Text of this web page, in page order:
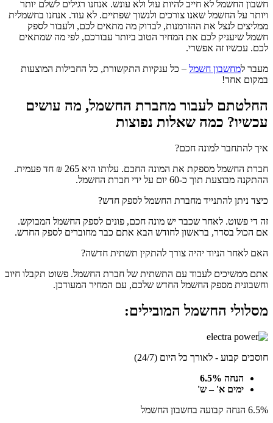
חשבון החשמל לא חייב להיות עול ולא עונש. אנחנו רגילים לשלם יותר
ויותר על החשמל שאנו צורכים ולנשוך שפתיים. לא עוד. אנחנו בחשמלית
ממליצים לנצל את ההזדמנות, לבדוק מה מתאים לכם, ולעבור לספק
חשמל שיעניק לכם את המחיר הטוב ביותר עבורכם, לפי מה שמתאים
לכם. עכשיו זה אפשרי.
מעבר למחשבון חשמל – כל ענקיות התקשורת, כל החבילות המוצעות
במקום אחד!
החלטתם לעבור מחברת החשמל, מה עושים
עכשיו? כמה שאלות נפוצות
איך להתחבר למונה חכם?
חברת החשמל מספקת את המונה החכם. עלותו היא 265 ₪ חד פעמית.
ההתקנה מבוצעת תוך כ-60 יום על ידי חברת החשמל.
כיצד ניתן להתנייד מחברת החשמל לספק חדש?
זה די פשוט. לאחר שכבר יש מונה חכם, פונים לספק החשמל המבוקש.
אם הכול בסדר, בראשון לחודש הבא אתם כבר מחוברים לספק החדש.
האם לאחר הניוד יהיה צורך להתקין תשתית חדשה?
אתם ממשיכים לעבוד עם התשתית של חברת החשמל. פשוט תקבלו חיוב
וחשבונית מספק החשמל החדש שלכם, עם המחיר המעודכן.
מסלולי החשמל המובילים:
חוסכים קבוע - לאורך כל היום (24/7)
הנחה 6.5%
ימים א' – ש'
6.5% הנחה קבועה בחשבון החשמל